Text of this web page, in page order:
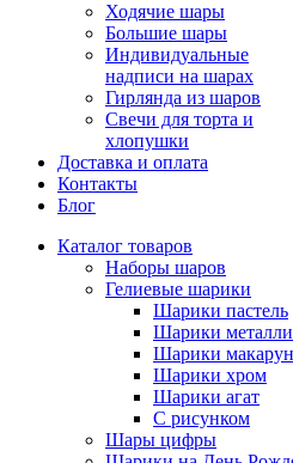
Ходячие шары
Большие шары
Индивидуальные
надписи на шарах
Гирлянда из шаров
Свечи для торта и
хлопушки
Доставка и оплата
Контакты
Блог
Каталог товаров
Наборы шаров
Гелиевые шарики
Шарики пастель
Шарики
Шарики макарун
Шарики хром
Шарики агат
С рисунком
Шары цифры